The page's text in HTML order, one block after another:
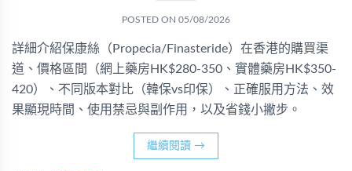
POSTED ON 05/08/2026
詳細介紹保康絲（Propecia/Finasteride）在香港的購買渠
道、價格區間（網上藥房HK$280-350、實體藥房HK$350-
420）、不同版本對比（韓保vs印保）、正確服用方法、效
果顯現時間、使用禁忌與副作用，以及省錢小撇步。
繼續閱讀 →